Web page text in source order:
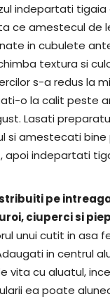
indepartati
ce amestecul
in cubulete
textura si
s-a redus la
o la calit peste
Lasati
si amestecati bine
indepartati
pe
ciuperci si
unui cutit in asa
in centrul
vita cu aluatul,
ea poate